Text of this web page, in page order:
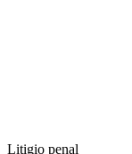
Litigio penal